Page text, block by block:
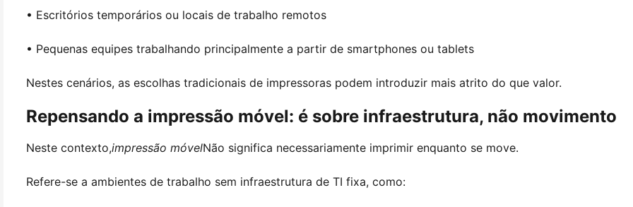
• Escritórios temporários ou locais de trabalho remotos
• Pequenas equipes trabalhando principalmente a partir de smartphones ou tablets
Nestes cenários, as escolhas tradicionais de impressoras podem introduzir mais atrito do que valor.
Repensando a impressão móvel: é sobre infraestrutura, não movimento
Neste contexto,impressão móvelNão significa necessariamente imprimir enquanto se move.
Refere-se a ambientes de trabalho sem infraestrutura de TI fixa, como: